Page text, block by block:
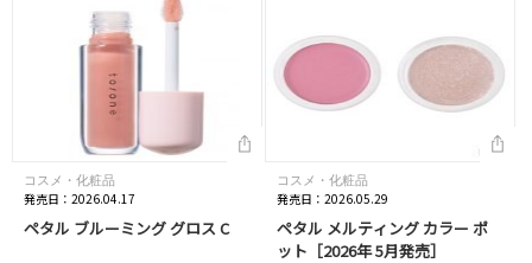
コスメ・化粧品
発売日：2026.04.17
ペタル ブルーミング グロス C
コスメ・化粧品
発売日：2026.05.29
ペタル メルティング カラー ポ
ット［2026年 5月発売］